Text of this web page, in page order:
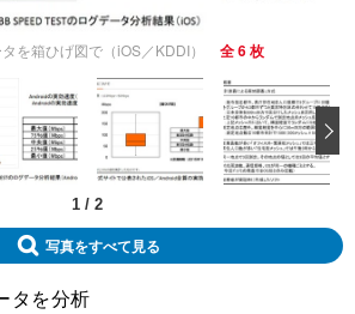
を箱ひげ図で（iOS／KDDI） 全 6 枚
1 / 2
写真をすべて見る
タを分析